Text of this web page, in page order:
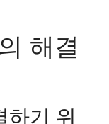
해결
하기 위